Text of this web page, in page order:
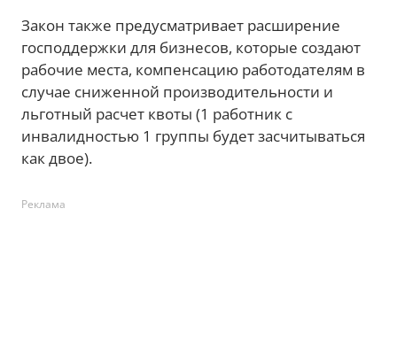
Закон также предусматривает расширение
господдержки для бизнесов, которые создают
рабочие места, компенсацию работодателям в
случае сниженной производительности и
льготный расчет квоты (1 работник с
инвалидностью 1 группы будет засчитываться
как двое).
Реклама